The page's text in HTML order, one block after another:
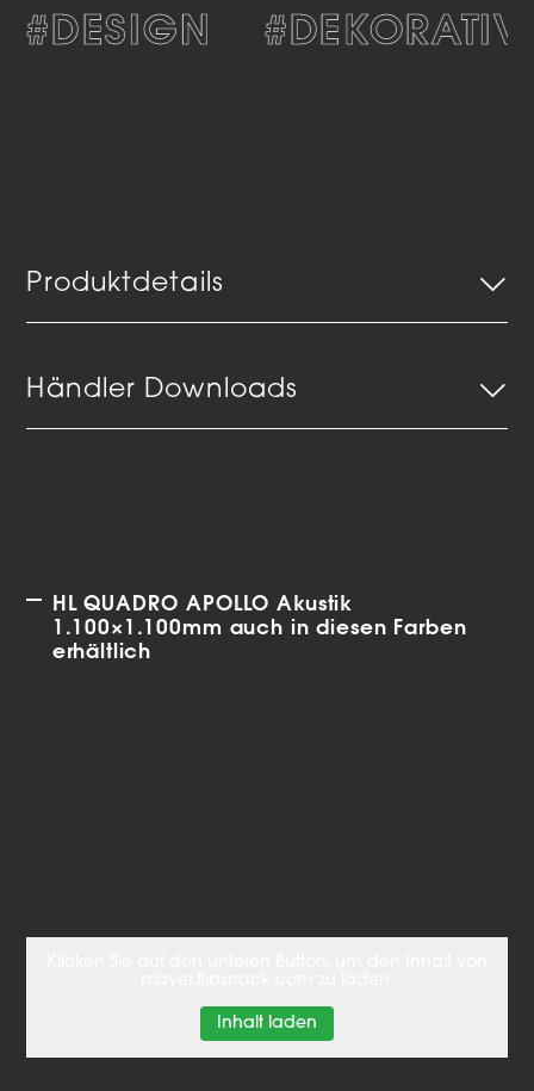
#DESIGN #DEKORATIV
Produktdetails
Händler Downloads
HL QUADRO APOLLO Akustik
1.100×1.100mm auch in diesen Farben
erhältlich
Inhalt laden